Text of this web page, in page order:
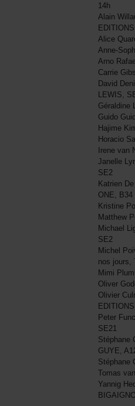
14h
Alain
Alice
Anne-
Arno
Carrie
David
LEWIS,
Géraldine
Guido
Hajime
Horacio
Irene van
Janelle
SE2
Katrien
ONE, B34
Kristine
Matthew
Michael
SE2
Michel
nos jours,
Mimi
Oliver
Olivier
Peter
SE21
Stéphane
GUYE,
Stéphane
Tomas
Yannig